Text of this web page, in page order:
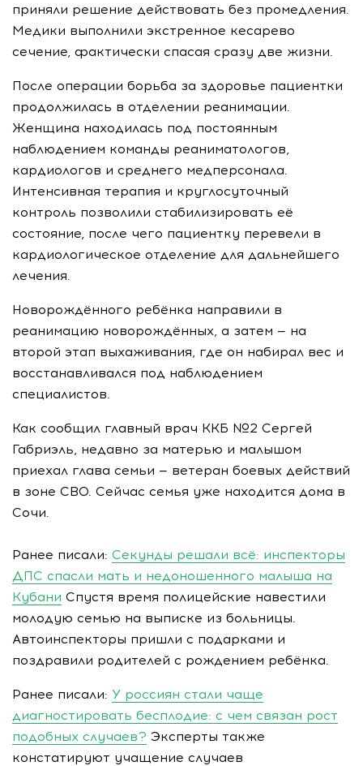
приняли решение действовать без промедления.
Медики выполнили экстренное кесарево
сечение, фактически спасая сразу две жизни.
После операции борьба за здоровье пациентки
продолжилась в отделении реанимации.
Женщина находилась под постоянным
наблюдением команды реаниматологов,
кардиологов и среднего медперсонала.
Интенсивная терапия и круглосуточный
контроль позволили стабилизировать её
состояние, после чего пациентку перевели в
кардиологическое отделение для дальнейшего
лечения.
Новорождённого ребёнка направили в
реанимацию новорождённых, а затем — на
второй этап выхаживания, где он набирал вес и
восстанавливался под наблюдением
специалистов.
Как сообщил главный врач ККБ №2 Сергей
Габриэль, недавно за матерью и малышом
приехал глава семьи — ветеран боевых действий
в зоне СВО. Сейчас семья уже находится дома в
Сочи.
Ранее писали: Секунды решали всё: инспекторы
ДПС спасли мать и недоношенного малыша на
Кубани Спустя время полицейские навестили
молодую семью на выписке из больницы.
Автоинспекторы пришли с подарками и
поздравили родителей с рождением ребёнка.
Ранее писали: У россиян стали чаще
диагностировать бесплодие: с чем связан рост
подобных случаев? Эксперты также
констатируют учащение случаев